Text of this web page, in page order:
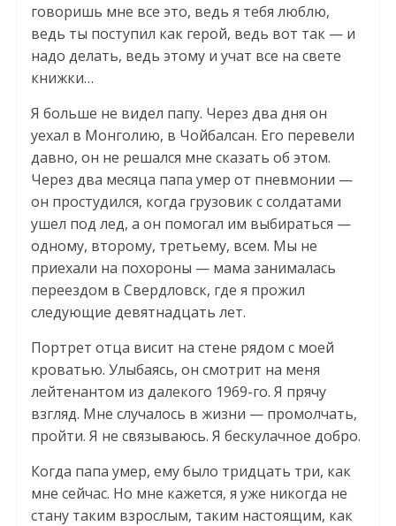
говоришь мне все это, ведь я тебя люблю,
ведь ты поступил как герой, ведь вот так — и
надо делать, ведь этому и учат все на свете
книжки…
Я больше не видел папу. Через два дня он
уехал в Монголию, в Чойбалсан. Его перевели
давно, он не решался мне сказать об этом.
Через два месяца папа умер от пневмонии —
он простудился, когда грузовик с солдатами
ушел под лед, а он помогал им выбираться —
одному, второму, третьему, всем. Мы не
приехали на похороны — мама занималась
переездом в Свердловск, где я прожил
следующие девятнадцать лет.
Портрет отца висит на стене рядом с моей
кроватью. Улыбаясь, он смотрит на меня
лейтенантом из далекого 1969-го. Я прячу
взгляд. Мне случалось в жизни — промолчать,
пройти. Я не связываюсь. Я бескулачное добро.
Когда папа умер, ему было тридцать три, как
мне сейчас. Но мне кажется, я уже никогда не
стану таким взрослым, таким настоящим, как